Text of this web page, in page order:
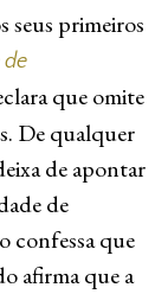
seus primeiros
de
que omite
De qualquer
de apontar
de
confessa que
afirma que a